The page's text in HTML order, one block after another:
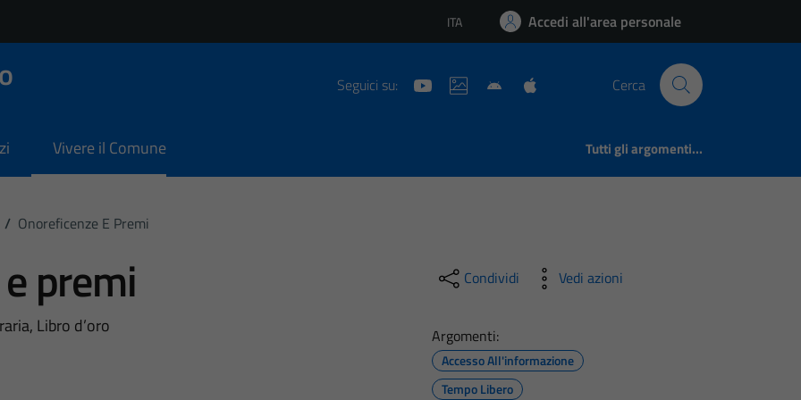
Lingua attiva:
ITA Accedi all'area personale
Seguici su: Cerca
Vivere il Comune Tutti gli argomenti...
/ Onoreficenze E Premi
premi
Libro d’oro
Condividi Vedi azioni
Argomenti:
Accesso All'informazione
Tempo Libero